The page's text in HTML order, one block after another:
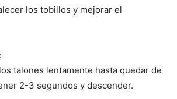
los tobillos y mejorar el
:
talones lentamente hasta quedar de
2-3 segundos y descender.